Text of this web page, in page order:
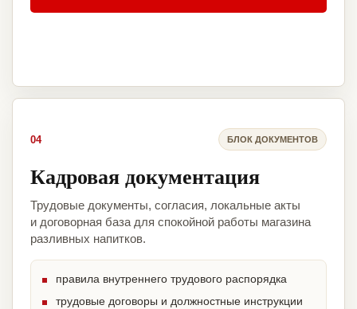
04 БЛОК ДОКУМЕНТОВ
Кадровая документация
Трудовые документы, согласия, локальные акты
и договорная база для спокойной работы магазина
разливных напитков.
правила внутреннего трудового распорядка
трудовые договоры и должностные инструкции